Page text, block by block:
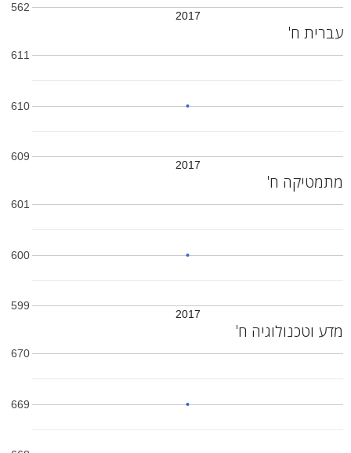
2017
562
עברית ח'
2017
609
610
611
מתמטיקה ח'
2017
599
600
601
מדע וטכנולוגיה ח'
669
670